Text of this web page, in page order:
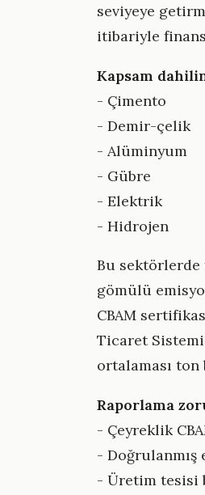
seviyeye
itibariyle
Kapsam
- Çimento
- Demir-çelik
- Alüminyum
- Gübre
- Elektrik
- Hidrojen
Bu
gömülü
CBAM
Ticaret Sistemi
ortalaması ton
Raporlama
- Çeyreklik
- Doğrulanmış
- Üretim tesisi